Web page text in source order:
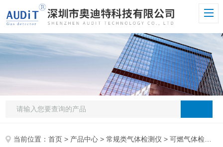
当前位置：首页 > 产品中心 >常规类气体检测仪 >可燃气体检测仪